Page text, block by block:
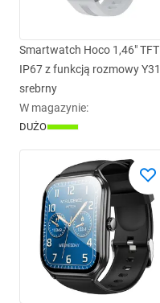
Smartwatch Hoco 1,46" TFT
IP67 z funkcją rozmowy Y31
srebrny
W magazynie:
DUŻO